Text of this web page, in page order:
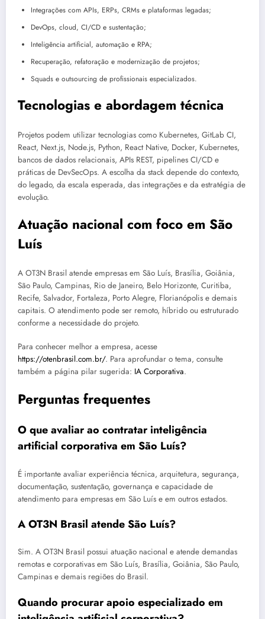
Integrações com APIs, ERPs, CRMs e plataformas legadas;
DevOps, cloud, CI/CD e sustentação;
Inteligência artificial, automação e RPA;
Recuperação, refatoração e modernização de projetos;
Squads e outsourcing de profissionais especializados.
Tecnologias e abordagem técnica
Projetos podem utilizar tecnologias como Kubernetes, GitLab CI,
React, Next.js, Node.js, Python, React Native, Docker, Kubernetes,
bancos de dados relacionais, APIs REST, pipelines CI/CD e
práticas de DevSecOps. A escolha da stack depende do contexto,
do legado, da escala esperada, das integrações e da estratégia de
evolução.
Atuação nacional com foco em São
Luís
A OT3N Brasil atende empresas em São Luís, Brasília, Goiânia,
São Paulo, Campinas, Rio de Janeiro, Belo Horizonte, Curitiba,
Recife, Salvador, Fortaleza, Porto Alegre, Florianópolis e demais
capitais. O atendimento pode ser remoto, híbrido ou estruturado
conforme a necessidade do projeto.
Para conhecer melhor a empresa, acesse
https://otenbrasil.com.br/. Para aprofundar o tema, consulte
também a página pilar sugerida: IA Corporativa.
Perguntas frequentes
O que avaliar ao contratar inteligência
artificial corporativa em São Luís?
É importante avaliar experiência técnica, arquitetura, segurança,
documentação, sustentação, governança e capacidade de
atendimento para empresas em São Luís e em outros estados.
A OT3N Brasil atende São Luís?
Sim. A OT3N Brasil possui atuação nacional e atende demandas
remotas e corporativas em São Luís, Brasília, Goiânia, São Paulo,
Campinas e demais regiões do Brasil.
Quando procurar apoio especializado em